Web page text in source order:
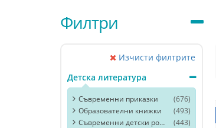
Филтри
Изчисти филтрите
Детска литература
Съвременни приказки
(676)
Образователни книжки
(493)
Съвременни детски романи
(443)